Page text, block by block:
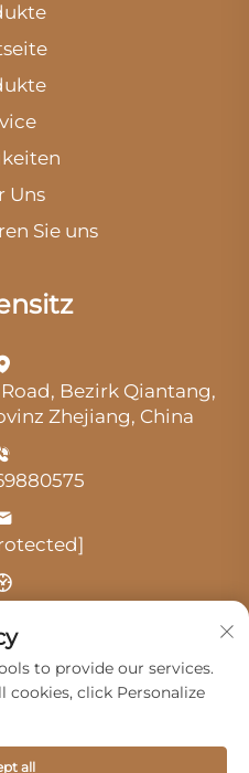
Uns
Sie uns
Bezirk Qiantang,
Zhejiang, China
Hangzhou Guangji
to provide our services.
click Personalize
all